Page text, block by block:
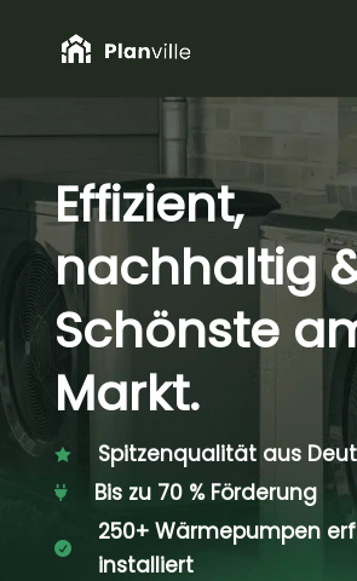
Effizient,
nachhaltig
Schönste
Markt.
 Spitzenqualität aus
 Bis zu 70 % Förderung

250+ Wärmepumpen
installiert